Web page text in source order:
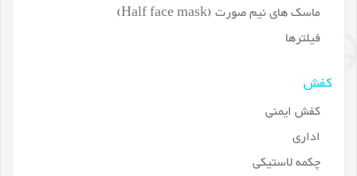
ماسک های نیم صورت (Half face mask)
فیلترها
کفش
کفش ایمنی
اداری
چکمه لاستیکی